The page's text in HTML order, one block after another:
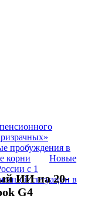
пробуждения в
корни
Новые
с 1
ситуации в
ИИ на 20-
G4